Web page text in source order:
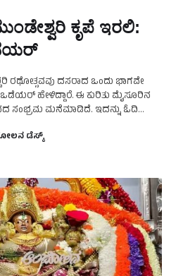
ಕೃಪೆ ಇರಲಿ:
ರಥೋತ್ಸವವು ದಸರಾದ ಒಂದು ಭಾಗವೇ
ಹೇಳಿದ್ದಾರೆ. ಈ ಕುರಿತು ಮೈಸೂರಿನ
ಸಂಭ್ರಮ ಮನೆಮಾಡಿದೆ. ಇದನ್ನು ಓದಿ
ಡೆಸ್ಕ್